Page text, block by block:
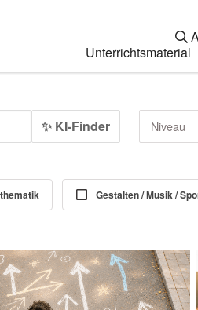
Unterrichtsmaterial
✨ KI-Finder Niveau
Gestalten / Musik /